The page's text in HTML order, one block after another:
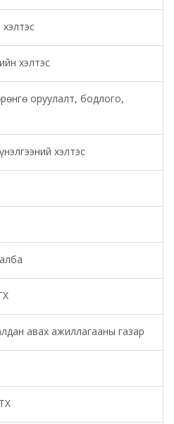
хэлтэс
оруулалт, бодлого,
хэлтэс
авах ажиллагааны газар